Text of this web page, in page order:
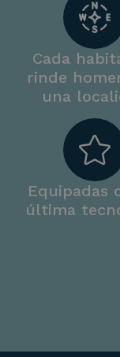
Cada
rinde
una
Equipadas
última